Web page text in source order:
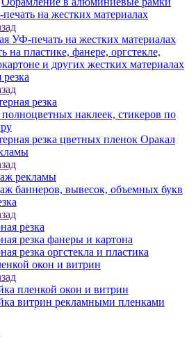
на жестких материалах
УФ-печать на жестких материалах
на пластике, фанере, оргстекле,
и других жестких материалах
резка
полноцветных наклеек, стикеров по
резка цветных пленок Оракал
рекламы
баннеров, вывесок, объемных букв
резка
резка фанеры и картона
резка оргстекла и пластика
окон и витрин
пленкой окон и витрин
витрин рекламными пленками